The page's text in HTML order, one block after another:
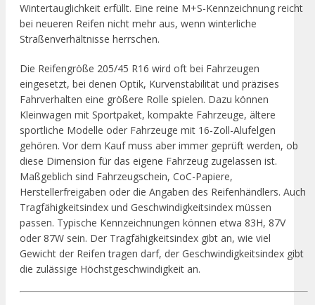
Wintertauglichkeit erfüllt. Eine reine M+S-Kennzeichnung reicht
bei neueren Reifen nicht mehr aus, wenn winterliche
Straßenverhältnisse herrschen.
Die Reifengröße 205/45 R16 wird oft bei Fahrzeugen
eingesetzt, bei denen Optik, Kurvenstabilität und präzises
Fahrverhalten eine größere Rolle spielen. Dazu können
Kleinwagen mit Sportpaket, kompakte Fahrzeuge, ältere
sportliche Modelle oder Fahrzeuge mit 16-Zoll-Alufelgen
gehören. Vor dem Kauf muss aber immer geprüft werden, ob
diese Dimension für das eigene Fahrzeug zugelassen ist.
Maßgeblich sind Fahrzeugschein, CoC-Papiere,
Herstellerfreigaben oder die Angaben des Reifenhändlers. Auch
Tragfähigkeitsindex und Geschwindigkeitsindex müssen
passen. Typische Kennzeichnungen können etwa 83H, 87V
oder 87W sein. Der Tragfähigkeitsindex gibt an, wie viel
Gewicht der Reifen tragen darf, der Geschwindigkeitsindex gibt
die zulässige Höchstgeschwindigkeit an.